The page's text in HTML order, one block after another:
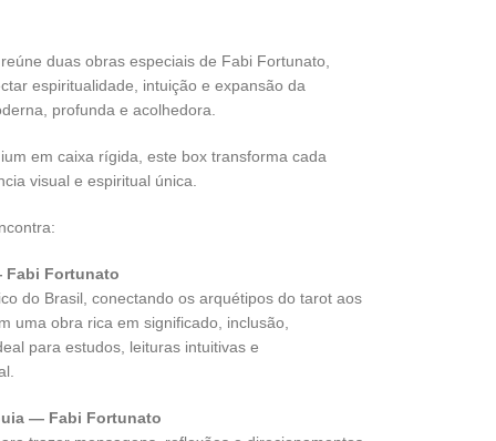
duas obras especiais de Fabi Fortunato,
espiritualidade, intuição e expansão da
profunda e acolhedora.
em caixa rígida, este box transforma cada
visual e espiritual única.
Fabi Fortunato
do Brasil, conectando os arquétipos do tarot aos
uma obra rica em significado, inclusão,
para estudos, leituras intuitivas e
— Fabi Fortunato